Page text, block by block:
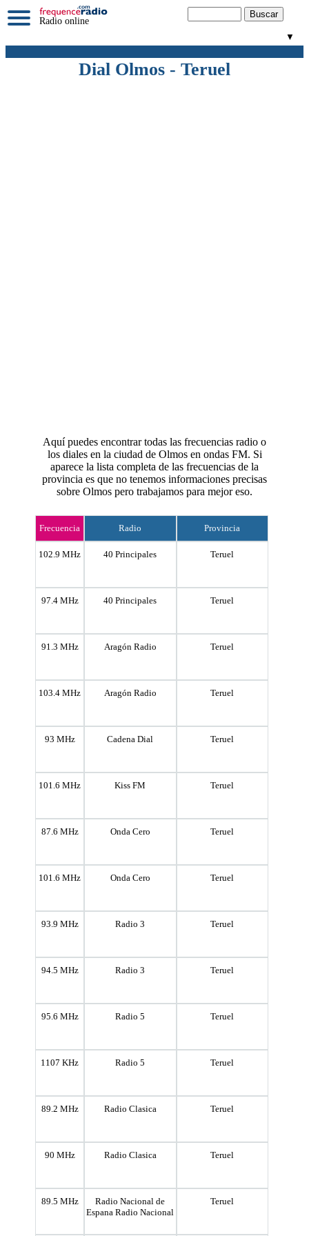
Radio online
▼
Dial Olmos - Teruel
Aquí puedes encontrar todas las frecuencias radio o
los diales en la ciudad de Olmos en ondas FM. Si
aparece la lista completa de las frecuencias de la
provincia es que no tenemos informaciones precisas
sobre Olmos pero trabajamos para mejor eso.
Frecuencia Radio Provincia
102.9 MHz 40 Principales Teruel
97.4 MHz 40 Principales Teruel
91.3 MHz Aragón Radio Teruel
103.4 MHz Aragón Radio Teruel
93 MHz Cadena Dial Teruel
101.6 MHz Kiss FM Teruel
87.6 MHz Onda Cero Teruel
101.6 MHz Onda Cero Teruel
93.9 MHz Radio 3 Teruel
94.5 MHz Radio 3 Teruel
95.6 MHz Radio 5 Teruel
1107 KHz Radio 5 Teruel
89.2 MHz Radio Clasica Teruel
90 MHz Radio Clasica Teruel
89.5 MHz
Radio Nacional de
Espana Radio Nacional
Teruel